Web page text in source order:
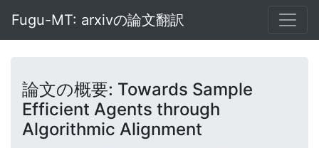
Fugu-MT: arxivの論文翻訳
論文の概要: Towards Sample
Efficient Agents through
Algorithmic Alignment